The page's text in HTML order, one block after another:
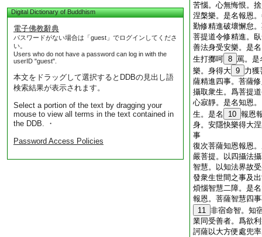
Digital Dictionary of Buddhism
電子佛教辭典
パスワードがない場合は「guest」でログインしてくださ
い。
Users who do not have a password can log in with the
userID "guest".
本文をドラッグして選択するとDDBの見出し語
検索結果が表示されます。
Select a portion of the text by dragging your
mouse to view all terms in the text contained in
the DDB. ・
Password Access Policies
苦惱。心無悔恨。
涅槃樂。是名報恩
勤修精進破壞懈怠
菩提道令修精進。
善法身受安樂。是
生打擲呵 8 罵。是
樂。身得大 9 力獲
薩精進四事。菩薩
攝取衆生。爲菩提
心寂靜。是名知恩
生。是名
10 報恩
身。安隱快樂得大
事
復次菩薩知恩報恩
嚴菩提。以四攝法
智慧。以知法界故
發衆生世間之事及
煩惱智慧二障。是
報恩。菩薩智慧四
11 非宿命智。知
業同受善者。爲欲
訶薩以大方便處兜